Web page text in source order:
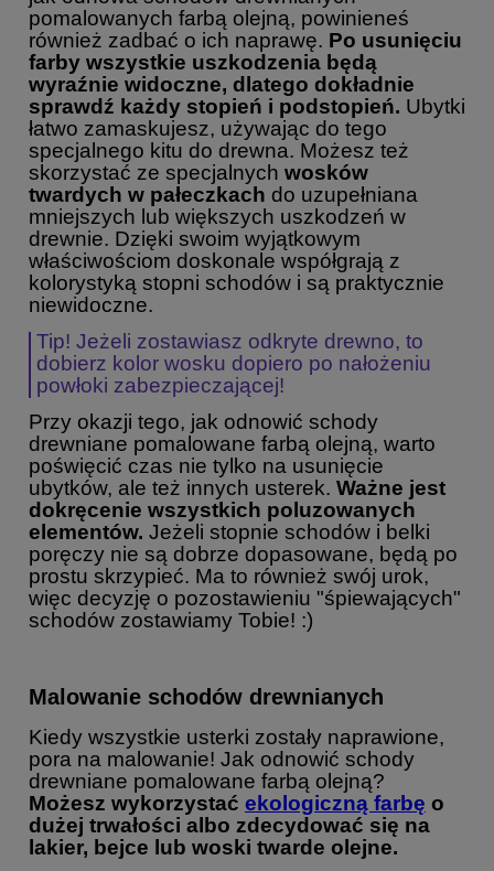
pomalowanych farbą olejną, powinieneś
również zadbać o ich naprawę. Po usunięciu
farby wszystkie uszkodzenia będą
wyraźnie widoczne, dlatego dokładnie
sprawdź każdy stopień i podstopień. Ubytki
łatwo zamaskujesz, używając do tego
specjalnego kitu do drewna. Możesz też
skorzystać ze specjalnych wosków
twardych w pałeczkach do uzupełniana
mniejszych lub większych uszkodzeń w
drewnie. Dzięki swoim wyjątkowym
właściwościom doskonale współgrają z
kolorystyką stopni schodów i są praktycznie
niewidoczne.
Tip! Jeżeli zostawiasz odkryte drewno, to
dobierz kolor wosku dopiero po nałożeniu
powłoki zabezpieczającej!
Przy okazji tego, jak odnowić schody
drewniane pomalowane farbą olejną, warto
poświęcić czas nie tylko na usunięcie
ubytków, ale też innych usterek. Ważne jest
dokręcenie wszystkich poluzowanych
elementów. Jeżeli stopnie schodów i belki
poręczy nie są dobrze dopasowane, będą po
prostu skrzypieć. Ma to również swój urok,
więc decyzję o pozostawieniu "śpiewających"
schodów zostawiamy Tobie! :)
Malowanie schodów drewnianych
Kiedy wszystkie usterki zostały naprawione,
pora na malowanie! Jak odnowić schody
drewniane pomalowane farbą olejną?
Możesz wykorzystać ekologiczną farbę o
dużej trwałości albo zdecydować się na
lakier, bejce lub woski twarde olejne.